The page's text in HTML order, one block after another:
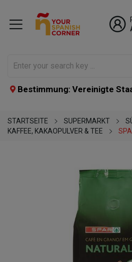
Bestimmung: Vereinigte
STARTSEITE SUPERMARKT
KAFFEE, KAKAOPULVER & TEE